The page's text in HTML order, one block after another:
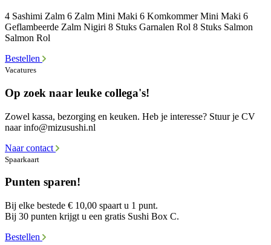
4 Sashimi Zalm 6 Zalm Mini Maki 6 Komkommer Mini Maki 6
Geflambeerde Zalm Nigiri 8 Stuks Garnalen Rol 8 Stuks Salmon
Salmon Rol
Bestellen
Vacatures
Op zoek naar leuke collega's!
Zowel kassa, bezorging en keuken. Heb je interesse? Stuur je CV
naar info@mizusushi.nl
Naar contact
Spaarkaart
Punten sparen!
Bij elke bestede € 10,00 spaart u 1 punt.
Bij 30 punten krijgt u een gratis Sushi Box C.
Bestellen